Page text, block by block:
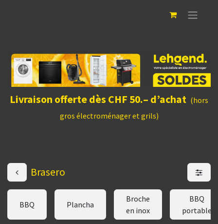
Livraison offerte dès CHF 50.– d’achat (hors
gros électroménager et grils)
Brasero
BBQ Plancha
Broche
en inox
BBQ
portable